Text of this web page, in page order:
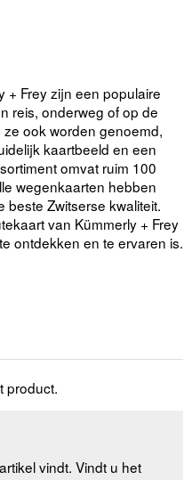
+ Frey zijn een populaire
reis, onderweg of op de
ook worden genoemd,
kaartbeeld en een
omvat ruim 100
wegenkaarten hebben
Zwitserse kwaliteit.
van Kümmerly + Frey
ontdekken en te ervaren is.
product.
vindt. Vindt u het